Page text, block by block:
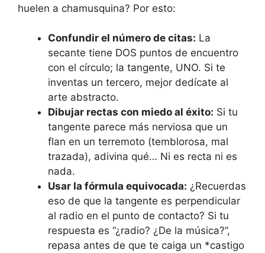
huelen a chamusquina? Por esto:
Confundir el número de citas: La
secante tiene DOS puntos de encuentro
con el círculo; la tangente, UNO. Si te
inventas un tercero, mejor dedícate al
arte abstracto.
Dibujar rectas con miedo al éxito: Si tu
tangente parece más nerviosa que un
flan en un terremoto (temblorosa, mal
trazada), adivina qué… Ni es recta ni es
nada.
Usar la fórmula equivocada: ¿Recuerdas
eso de que la tangente es perpendicular
al radio en el punto de contacto? Si tu
respuesta es “¿radio? ¿De la música?”,
repasa antes de que te caiga un *castigo